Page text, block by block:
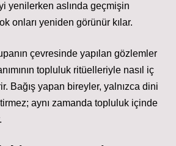
yenilerken aslında geçmişin
onları yeniden görünür kılar.
çevresinde yapılan gözlemler
topluluk ritüelleriyle nasıl iç
Bağış yapan bireyler, yalnızca dini
aynı zamanda topluluk içinde